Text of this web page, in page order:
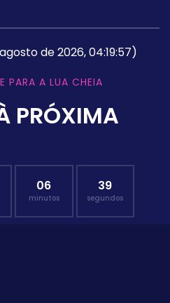
de 2026, 04:19:57)
PARA A LUA CHEIA
PRÓXIMA
06
minutos
38
segundos